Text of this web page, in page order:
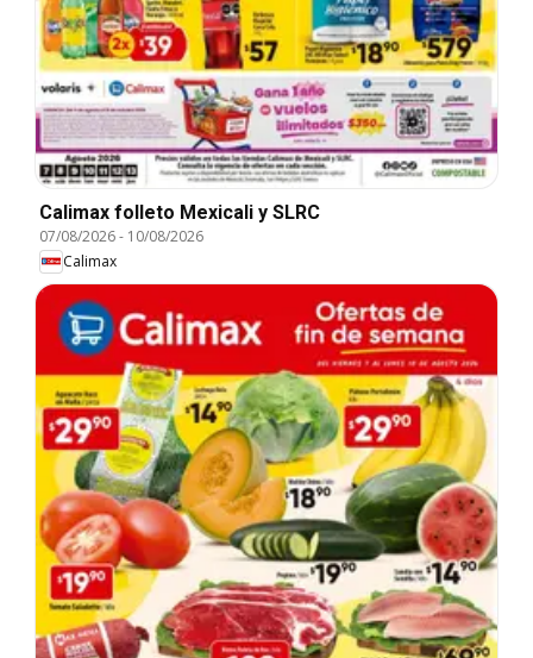
Calimax folleto Mexicali y SLRC
07/08/2026- 10/08/2026
Calimax